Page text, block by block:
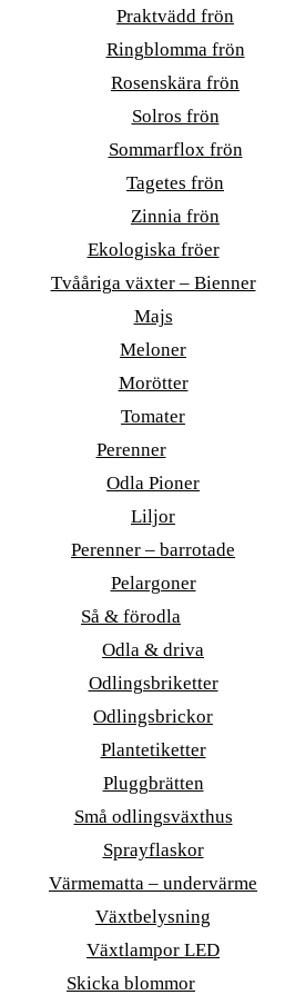
Praktvädd frön
Ringblomma frön
Rosenskära frön
Solros frön
Sommarflox frön
Tagetes frön
Zinnia frön
Ekologiska fröer
Tvååriga växter – Bienner
Majs
Meloner
Morötter
Tomater
Perenner
Odla Pioner
Liljor
Perenner – barrotade
Pelargoner
Så & förodla
Odla & driva
Odlingsbriketter
Odlingsbrickor
Plantetiketter
Pluggbrätten
Små odlingsväxthus
Sprayflaskor
Värmematta – undervärme
Växtbelysning
Växtlampor LED
Skicka blommor